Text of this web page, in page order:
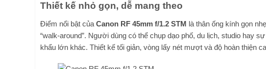
Thiết kế nhỏ gọn, dễ mang theo
Điểm nổi bật của Canon RF 45mm f/1.2 STM là thân ống kính gọn
“walk-around”. Người dùng có thể chụp dạo phố, du lịch, studio hay
khẩu lớn khác. Thiết kế tối giản, vòng lấy nét mượt và độ hoàn thiện